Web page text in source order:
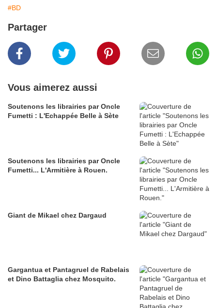
#BD
Partager
Vous aimerez aussi
Soutenons les librairies par Oncle
Fumetti : L'Echappée Belle à Sète
Soutenons les librairies par Oncle
Fumetti... L'Armitière à Rouen.
Giant de Mikael chez Dargaud
Gargantua et Pantagruel de Rabelais
et Dino Battaglia chez Mosquito.